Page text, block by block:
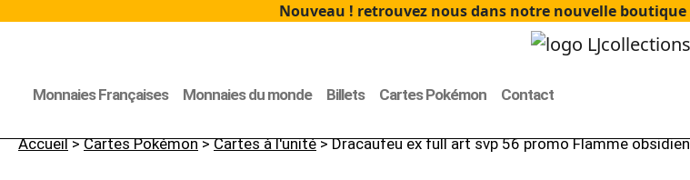
Nouveau ! retrouvez nous dans notre nouvelle boutique
Monnaies Françaises Monnaies du monde Billets Cartes Pokémon Contact
Accueil>Cartes Pokémon>Cartes à l'unité> Dracaufeu ex full art svp 56 promo Flamme